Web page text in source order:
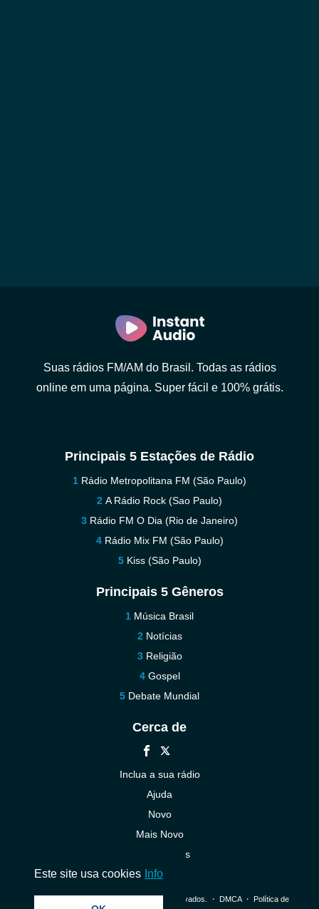
Suas rádios FM/AM do Brasil. Todas as rádios
online em uma página. Super fácil e 100% grátis.
Principais 5 Estações de Rádio
Rádio Metropolitana FM (São Paulo)
A Rádio Rock (Sao Paulo)
Rádio FM O Dia (Rio de Janeiro)
Rádio Mix FM (São Paulo)
Kiss (São Paulo)
Principais 5 Gêneros
Música Brasil
Notícias
Religião
Gospel
Debate Mundial
Cerca de
Inclua a sua rádio
Ajuda
Novo
Mais Novo
Contacte-nos
© 2026 InstantAudio. Todos os direitos reservados. ・ DMCA・ Política de
Este site usa cookies Info